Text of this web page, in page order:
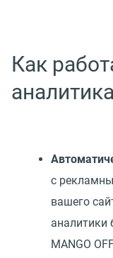
Как
аналитика
с
вашего
аналитики
MANGO